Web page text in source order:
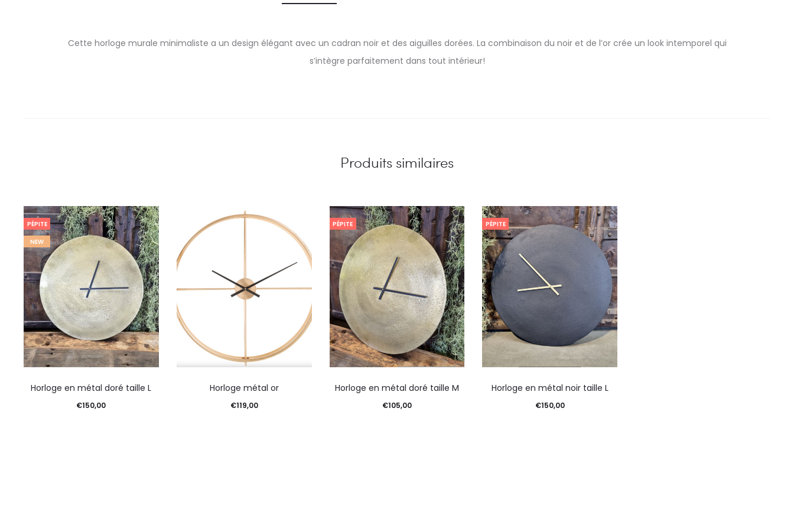
Cette horloge murale minimaliste a un design élégant avec un cadran noir et des aiguilles dorées. La combinaison du noir et de l’or crée un look intemporel qui
s’intègre parfaitement dans tout intérieur!
Produits similaires
PÉPITE
NEW
Horloge en métal doré taille L
€150,00
Horloge métal or
€119,00
PÉPITE
Horloge en métal doré taille M
€105,00
PÉPITE
Horloge en métal noir taille L
€150,00